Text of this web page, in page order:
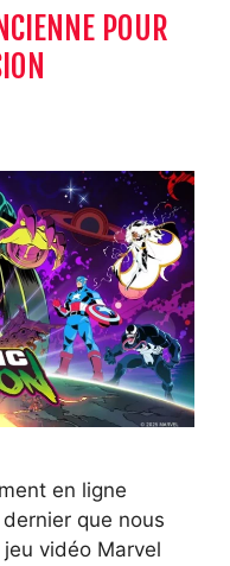
POUR
en ligne
que nous
vidéo Marvel